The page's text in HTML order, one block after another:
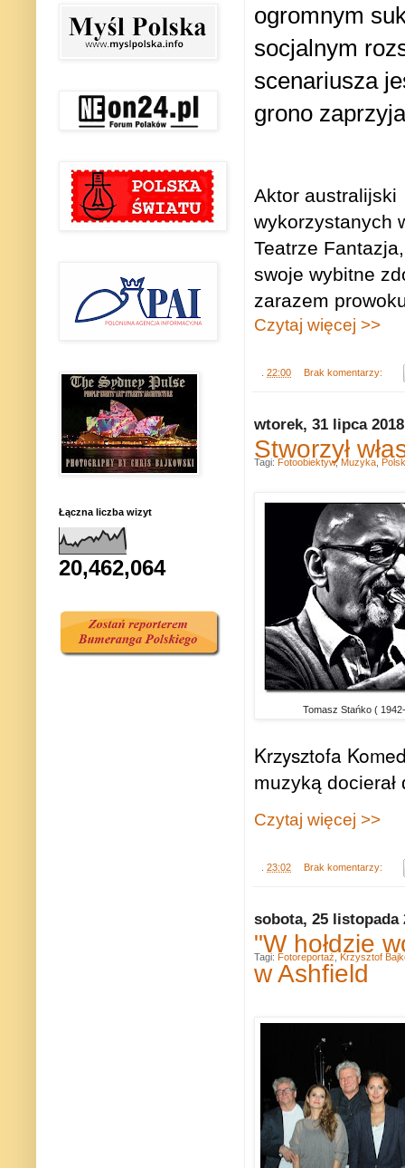
ogromnym
socjalnym
scenariusza
grono
Aktor australijski
wykorzystanych
Teatrze Fantazja,
swoje wybitne
zarazem
Czytaj więcej >>
22:00 Brak komentarzy:
wtorek, 31 lipca 2018
Stworzył
Tomasz Stańko (
Krzysztofa
muzyką
Czytaj więcej >>
23:02 Brak komentarzy:
Tagi: Fotoobiektyw, Muzyka
sobota, 25 listopada
"W hołdzie
w Ashfield
Tagi: Fotoreportaż Krzysztof
Łączna liczba wizyt
20,462,064